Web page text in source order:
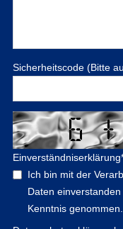
Sicherheitscode (Bitte
Einverständniserklärung
Ich bin mit der
Daten
Kenntnis genommen.